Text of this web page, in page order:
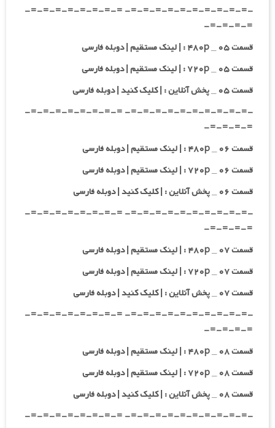
-=-=-=-=-=-=-=-=-=-=- =-=-=-=-=-=-=-=-
=-=-=-=-
قسمت ۰۵ _ ۴۸۰p : | لینک مستقیم | دوبله فارسی
قسمت ۰۵ _ ۷۲۰p : | لینک مستقیم | دوبله فارسی
قسمت ۰۵ _ پخش آنلاین : | کلیک کنید | دوبله فارسی
-=-=-=-=-=-=-=-=-=-=- =-=-=-=-=-=-=-=-
=-=-=-=-
قسمت ۰۶ _ ۴۸۰p : | لینک مستقیم | دوبله فارسی
قسمت ۰۶ _ ۷۲۰p : | لینک مستقیم | دوبله فارسی
قسمت ۰۶ _ پخش آنلاین : | کلیک کنید | دوبله فارسی
-=-=-=-=-=-=-=-=-=-=- =-=-=-=-=-=-=-=-
=-=-=-=-
قسمت ۰۷ _ ۴۸۰p : | لینک مستقیم | دوبله فارسی
قسمت ۰۷ _ ۷۲۰p : | لینک مستقیم | دوبله فارسی
قسمت ۰۷ _ پخش آنلاین : | کلیک کنید | دوبله فارسی
-=-=-=-=-=-=-=-=-=-=- =-=-=-=-=-=-=-=-
=-=-=-=-
قسمت ۰۸ _ ۴۸۰p : | لینک مستقیم | دوبله فارسی
قسمت ۰۸ _ ۷۲۰p : | لینک مستقیم | دوبله فارسی
قسمت ۰۸ _ پخش آنلاین : | کلیک کنید | دوبله فارسی
-=-=-=-=-=-=-=-=-=-=- =-=-=-=-=-=-=-=-